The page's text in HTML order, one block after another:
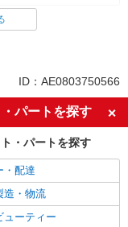
（1日4h以内）OK
ークOK
ID：AE0803750566
パートを探す
・パートを探す
・配達
造・物流
ューティー